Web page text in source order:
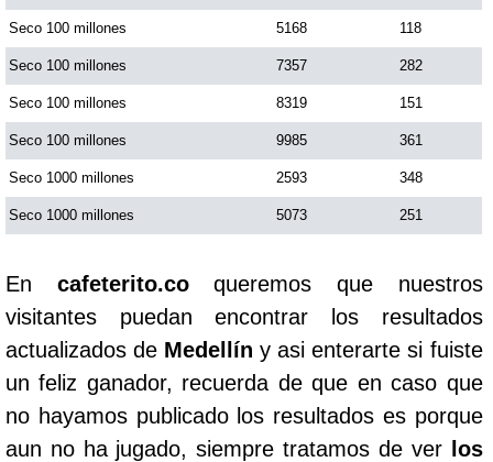
Seco 100 millones 5168 118
Seco 100 millones 7357 282
Seco 100 millones 8319 151
Seco 100 millones 9985 361
Seco 1000 millones 2593 348
Seco 1000 millones 5073 251
En cafeterito.coqueremos que nuestros
visitantes puedan encontrar los resultados
actualizados de Medellín y asi enterarte si fuiste
un feliz ganador, recuerda de que en caso que
no hayamos publicado los resultados es porque
aun no ha jugado, siempre tratamos de ver
los